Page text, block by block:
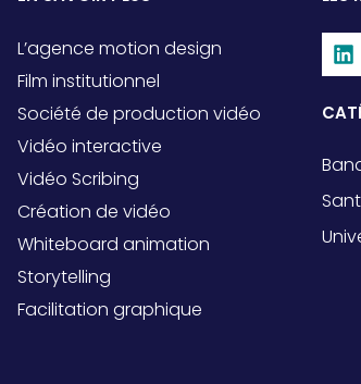
L’agence motion design
Film institutionnel
Société de production vidéo
Vidéo interactive
Vidéo Scribing
Création de vidéo
Whiteboard animation
Storytelling
Facilitation graphique